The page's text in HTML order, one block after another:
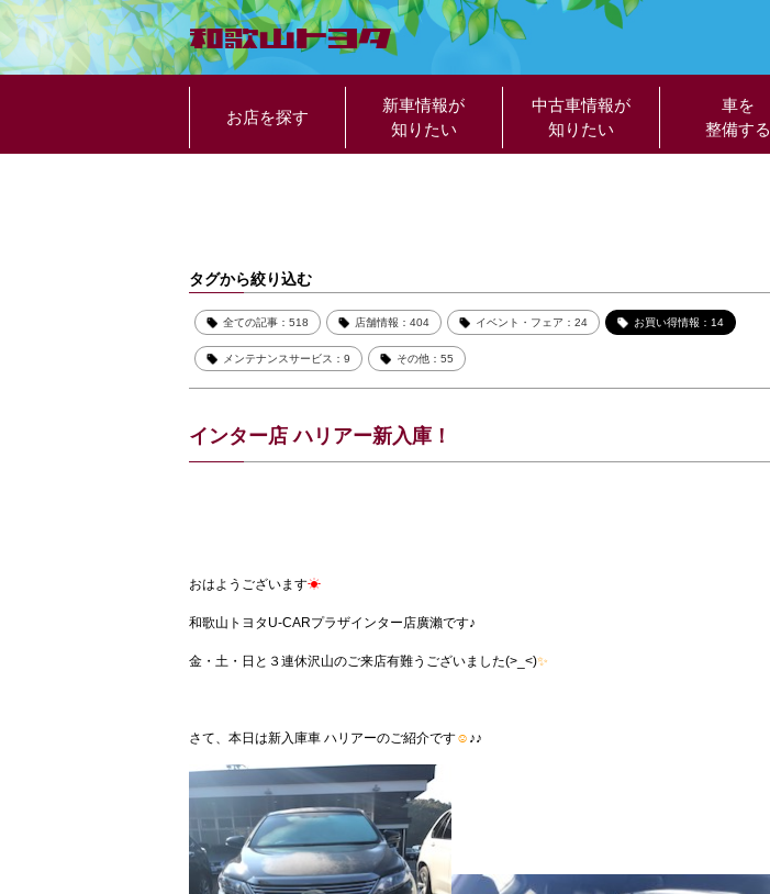
お店を探す
新車情報が
知りたい
中古車情報が
知りたい
車を
整備する
タグから絞り込む
全ての記事：518 店舗情報：404 イベント・フェア：24 お買い得情報：14
メンテナンスサービス：9 その他：55
インター店 ハリアー新入庫！
おはようございます☀
和歌山トヨタU-CARプラザインター店廣瀨です♪
金・土・日と３連休沢山のご来店有難うございました(>_<)✨
さて、本日は新入庫車 ハリアーのご紹介です☺ ♪♪